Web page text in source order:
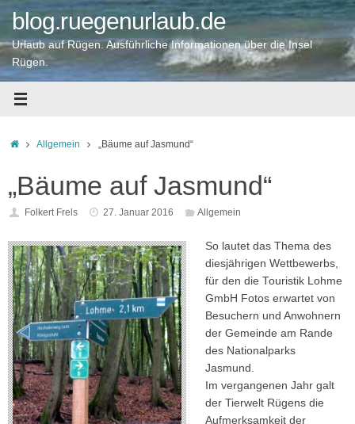
Inhalt
springen
blog.ruegenurlaub.de
Urlaub auf Rügen. Ausführliche Informationen über die Insel
Rügen.
Startseite
Allgemein „Bäume auf Jasmund“
„Bäume auf Jasmund“
Folkert Frels 27. Januar 2016 Allgemein
So lautet das Thema des
diesjährigen Wettbewerbs,
für den die Touristik Lohme
GmbH Fotos erwartet von
Besuchern und Anwohnern
der Gemeinde am Rande
des Nationalparks
Jasmund.
Im vergangenen Jahr galt
der Tierwelt Rügens die
Aufmerksamkeit der